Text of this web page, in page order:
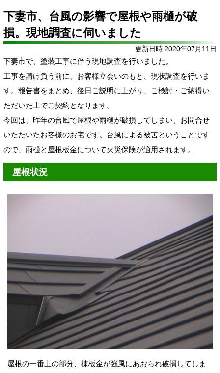
下妻市、台風の影響で屋根や雨樋が破
損。現地調査に伺いました
更新日時:2020年07月11日
下妻市で、塗装工事に伴う現地調査を行いました。
工事を請け負う前に、お客様立会いのもと、現状調査を行いま
す。報告書をまとめ、後日ご説明に上がり、ご検討・ご納得い
ただいた上でご契約となります。
今回は、昨年の台風で屋根や雨樋が破損してしまい、お問合せ
いただいたお客様のお宅です。台風による被害ということです
ので、雨樋と屋根板金について火災保険が適用されます。
屋根状況
屋根の一番上の部分、棟板金が強風にあおられ破損してしま